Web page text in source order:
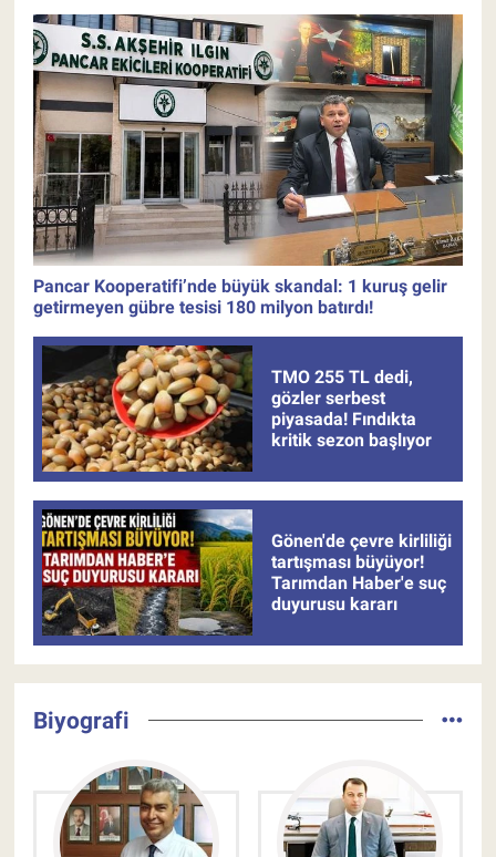
Pancar Kooperatifi’nde büyük skandal: 1 kuruş gelir
getirmeyen gübre tesisi 180 milyon batırdı!
TMO 255 TL dedi,
gözler serbest
piyasada! Fındıkta
kritik sezon başlıyor
Gönen'de çevre kirliliği
tartışması büyüyor!
Tarımdan Haber'e suç
duyurusu kararı
Biyografi